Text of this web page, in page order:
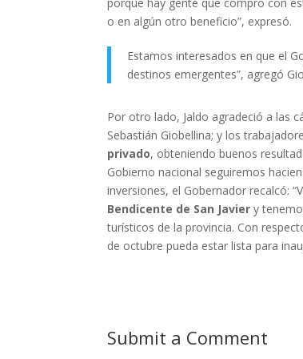
o en algún otro beneficio”, expresó.
Estamos interesados en que el
destinos emergentes”, agregó
Por otro lado, Jaldo agradeció a las
Sebastián Giobellina; y los
privado, obteniendo buenos
Gobierno nacional seguiremos
inversiones, el Gobernador recalcó:
Bendicente de San Javier y
turísticos de la provincia. Con
de octubre pueda estar lista para
Submit a Comment